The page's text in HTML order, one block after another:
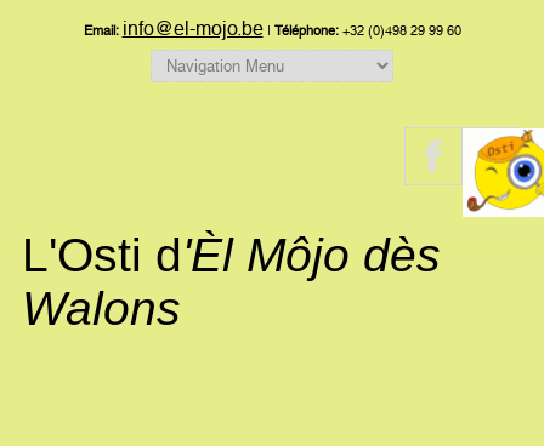
Email: info@el-mojo.be| Téléphone:+32 (0)498 29 99 60
L'Osti d'Èl Môjo dès
Walons